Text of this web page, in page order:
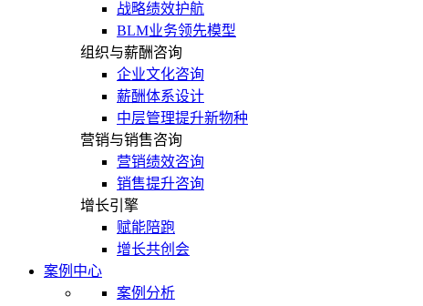
战略绩效护航
BLM业务领先模型
组织与薪酬咨询
企业文化咨询
薪酬体系设计
中层管理提升新物种
营销与销售咨询
营销绩效咨询
销售提升咨询
增长引擎
赋能陪跑
增长共创会
案例中心
案例分析